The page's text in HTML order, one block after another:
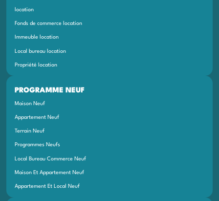
Local bureau location
Propriété location
location
Fonds de commerce location
Immeuble location
PROGRAMME NEUF
Programmes Neufs
Appartement Neuf
Maison Neuf
Local Bureau Commerce Neuf
Terrain Neuf
Maison Et Appartement Neuf
Appartement Et Local Neuf